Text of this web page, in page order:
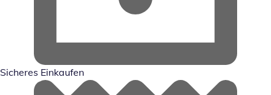
Sicheres Einkaufen